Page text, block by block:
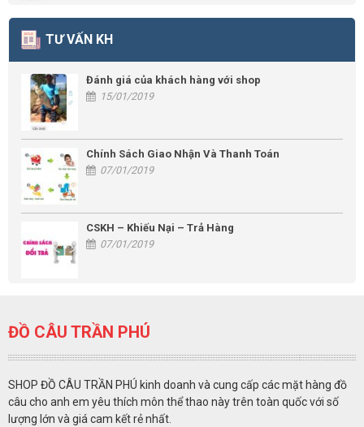
TƯ VẤN KH
Đánh giá của khách hàng với shop
15/01/2019
Chính Sách Giao Nhận Và Thanh Toán
07/01/2019
CSKH – Khiếu Nại – Trả Hàng
07/01/2019
ĐỒ CÂU TRẦN PHÚ
SHOP ĐỒ CÂU TRẦN PHÚ kinh doanh và cung cấp các mặt hàng đồ
câu cho anh em yêu thích môn thể thao này trên toàn quốc với số
lượng lớn và giá cam kết rẻ nhất.